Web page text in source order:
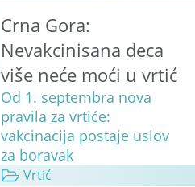
Crna Gora:
Nevakcinisana deca
više neće moći u vrtić
Od 1. septembra nova
pravila za vrtiće:
vakcinacija postaje uslov
za boravak
Vrtić